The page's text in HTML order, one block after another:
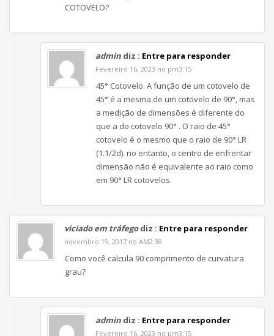
COTOVELO?
admin diz : Entre para responder
Fevereiro 16, 2023 no pm3:15
45° Cotovelo. A função de um cotovelo de
45° é a mesma de um cotovelo de 90°, mas
a medição de dimensões é diferente do
que a do cotovelo 90° . O raio de 45°
cotovelo é o mesmo que o raio de 90° LR
(1.1/2d). no entanto, o centro de enfrentar
dimensão não é equivalente ao raio como
em 90° LR cotovelos.
viciado em tráfegodiz : Entre para responder
novembro 19, 2017 no AM2:38
Como você calcula 90 comprimento de curvatura
grau?
admin diz : Entre para responder
Fevereiro 16, 2023 no pm3:15